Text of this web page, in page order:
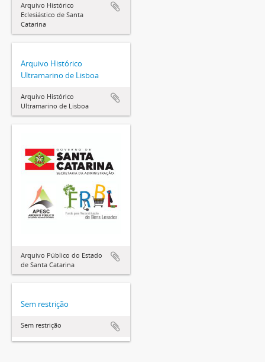
Arquivo Histórico
Eclesiástico de Santa
Catarina
Arquivo Histórico
Ultramarino de Lisboa
Arquivo Histórico
Ultramarino de Lisboa
Arquivo Público do Estado
de Santa Catarina
Sem restrição
Sem restrição